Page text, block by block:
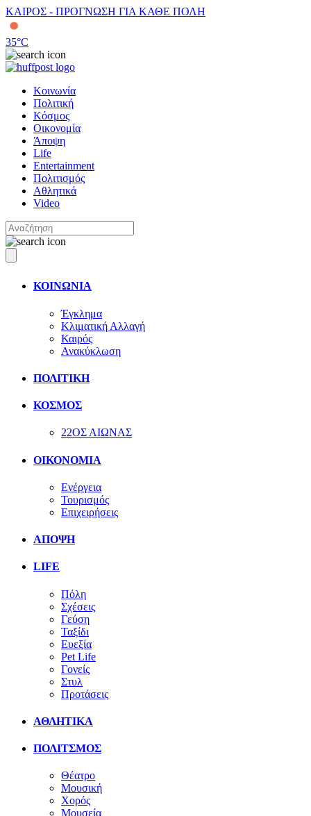
ΚΑΙΡΟΣ - ΠΡΟΓΝΩΣΗ ΓΙΑ ΚΑΘΕ ΠΟΛΗ
35°C
Κοινωνία
Πολιτική
Κόσμος
Οικονομία
Άποψη
Life
Entertainment
Πολιτισμός
Αθλητικά
Video
ΚΟΙΝΩΝΙΑ
Έγκλημα
Κλιματική Αλλαγή
Καιρός
Ανακύκλωση
ΠΟΛΙΤΙΚΗ
ΚΟΣΜΟΣ
22ΟΣ ΑΙΩΝΑΣ
ΟΙΚΟΝΟΜΙΑ
Ενέργεια
Τουρισμός
Επιχειρήσεις
ΑΠΟΨΗ
LIFE
Πόλη
Σχέσεις
Γεύση
Ταξίδι
Ευεξία
Pet Life
Γονείς
Στυλ
Προτάσεις
ΑΘΛΗΤΙΚΑ
ΠΟΛΙΤΣΜΟΣ
Θέατρο
Μουσική
Χορός
Μουσεία